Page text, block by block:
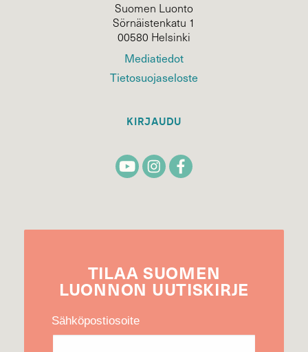
Suomen Luonto
Sörnäistenkatu 1
00580 Helsinki
Mediatiedot
Tietosuojaseloste
KIRJAUDU
TILAA SUOMEN
LUONNON UUTIS­KIRJE
Sähköpostiosoite